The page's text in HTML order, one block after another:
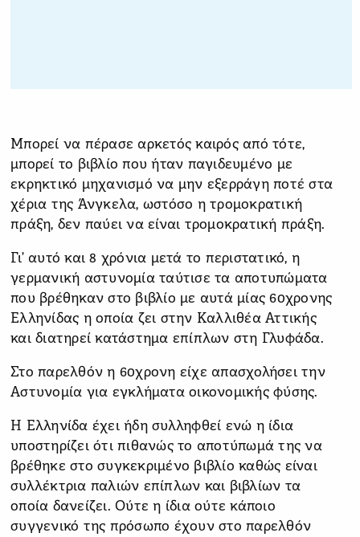
Μπορεί να πέρασε αρκετός καιρός από τότε,
μπορεί το βιβλίο που ήταν παγιδευμένο με
εκρηκτικό μηχανισμό να μην εξερράγη ποτέ στα
χέρια της Άνγκελα, ωστόσο η τρομοκρατική
πράξη, δεν παύει να είναι τρομοκρατική πράξη.
Γι’ αυτό και 8 χρόνια μετά το περιστατικό, η
γερμανική αστυνομία ταύτισε τα αποτυπώματα
που βρέθηκαν στο βιβλίο με αυτά μίας 60χρονης
Ελληνίδας η οποία ζει στην Καλλιθέα Αττικής
και διατηρεί κατάστημα επίπλων στη Γλυφάδα.
Στο παρελθόν η 60χρονη είχε απασχολήσει την
Αστυνομία για εγκλήματα οικονομικής φύσης.
Η Ελληνίδα έχει ήδη συλληφθεί ενώ η ίδια
υποστηρίζει ότι πιθανώς το αποτύπωμά της να
βρέθηκε στο συγκεκριμένο βιβλίο καθώς είναι
συλλέκτρια παλιών επίπλων και βιβλίων τα
οποία δανείζει. Ούτε η ίδια ούτε κάποιο
συγγενικό της πρόσωπο έχουν στο παρελθόν